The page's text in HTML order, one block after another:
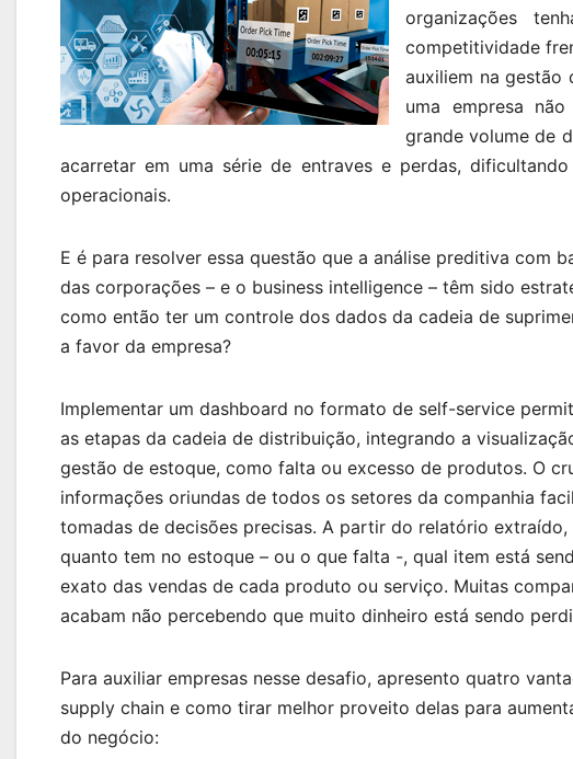
organizações
competitividade
auxiliem na gestão
uma empresa
grande volume de
acarretar em uma série de entraves e perdas,
operacionais.
E é para resolver essa questão que a análise preditiva com
das corporações – e o business intelligence – têm sido
como então ter um controle dos dados da cadeia de
a favor da empresa?
Implementar um dashboard no formato de self-service
as etapas da cadeia de distribuição, integrando a
gestão de estoque, como falta ou excesso de produtos. O
informações oriundas de todos os setores da companhia
tomadas de decisões precisas. A partir do relatório
quanto tem no estoque – ou o que falta -, qual item está
exato das vendas de cada produto ou serviço. Muitas
acabam não percebendo que muito dinheiro está sendo
Para auxiliar empresas nesse desafio, apresento quatro
supply chain e como tirar melhor proveito delas para
do negócio: